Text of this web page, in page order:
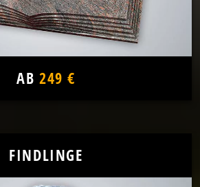
AB 249 €
FINDLINGE